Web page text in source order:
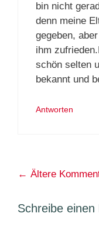
bin nicht
denn meine
gegeben,
ihm
schön selten
bekannt und
Antworten
← Ältere
Schreibe